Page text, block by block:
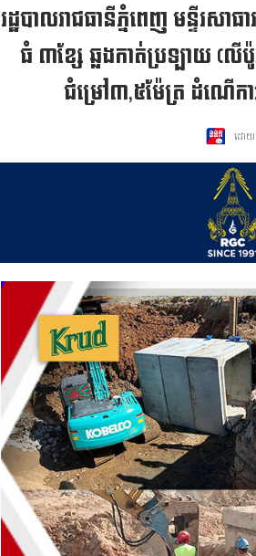
រដ្ឋបាលរាជធានីភ្នំពេញ មន្ទីរស
ធំ ៣ខ្សែ ឆ្លងកាត់ប្រឡាយ (
ជំម្រៅ៣,៥ម៉ែត្រ ដំណើកា
ដោយ